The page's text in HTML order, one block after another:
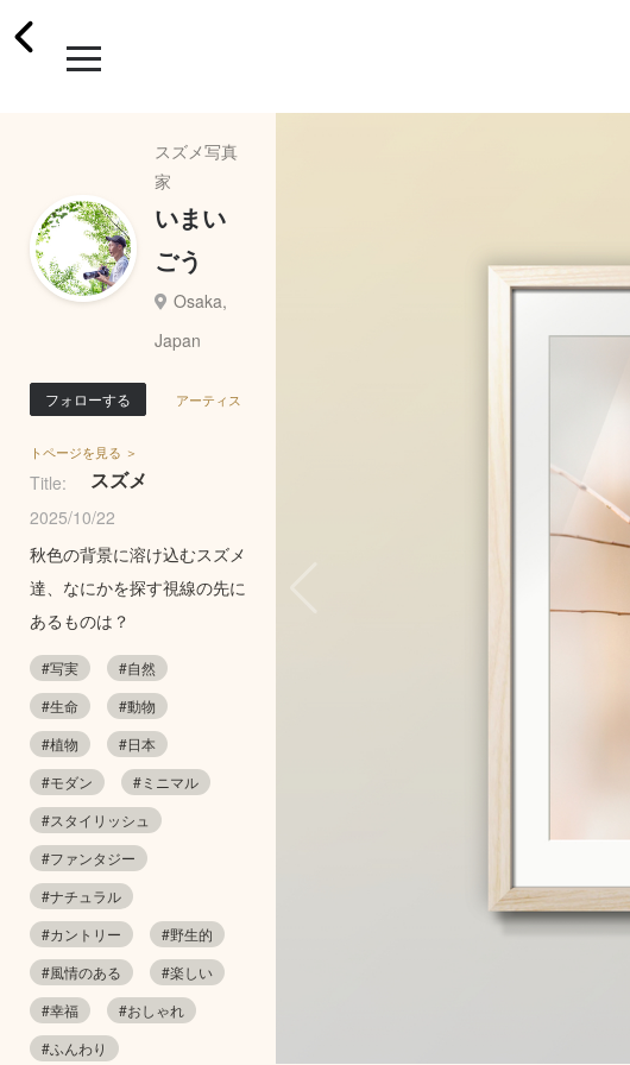
スズメ写真
家
いまい
ごう
Osaka,
Japan
フォローする アーティス
トページを見る ＞
Title: スズメ
2025/10/22
秋色の背景に溶け込むスズメ
達、なにかを探す視線の先に
あるものは？
#写実
#自然
#生命
#動物
#植物
#日本
#モダン
#ミニマル
#スタイリッシュ
#ファンタジー
#ナチュラル
#カントリー
#野生的
#風情のある
#楽しい
#幸福
#おしゃれ
#ふんわり